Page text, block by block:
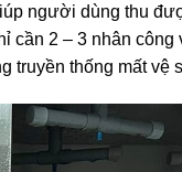
người dùng thu
cần 2 – 3 nhân công
truyền thống mất vệ